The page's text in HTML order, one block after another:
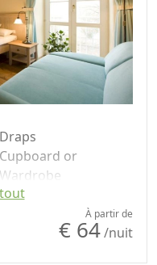
Draps
Cupboard or
Wardrobe
Desk
Plancher en boisÀ partir de
€ 64/nuit